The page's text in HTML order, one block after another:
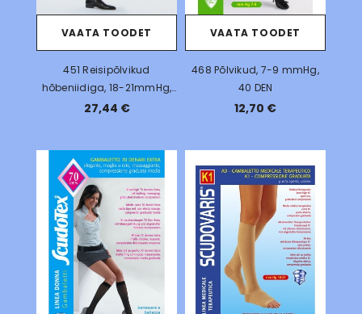
VAATA TOODET
451 Reisipõlvikud
hõbeniidiga, 18-21mmHg,
280 DEN
27,44 €
VAATA TOODET
468 Põlvikud, 7-9 mmHg,
40 DEN
12,70 €